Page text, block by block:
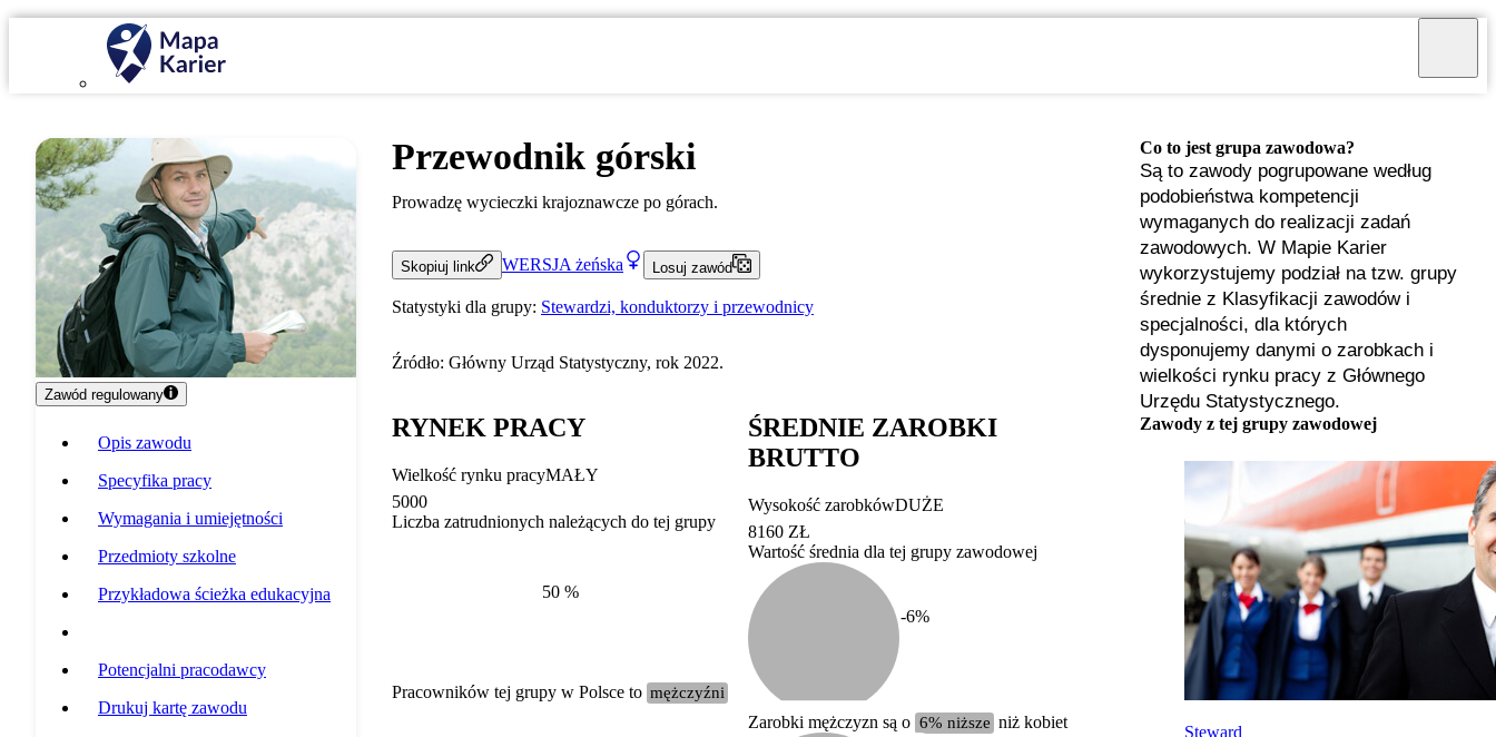
Zawód regulowany
Opis zawodu
Specyfika pracy
Wymagania i umiejętności
Przedmioty szkolne
Przykładowa ścieżka edukacyjna
Potencjalni pracodawcy
Drukuj kartę zawodu
Przewodnik górski
Prowadzę wycieczki krajoznawcze po górach.
Skopiuj link WERSJA żeńska Losuj zawód
Statystyki dla grupy: Stewardzi, konduktorzy i przewodnicy
Źródło: Główny Urząd Statystyczny, rok 2022.
RYNEK PRACY
Struktura wynagrodzeń
według zawodów, 2022
Wielkość rynku pracyMAŁY
5000
Liczba zatrudnionych należących do tej grupy
50 %
Pracowników tej grupy w Polsce to mężczyźni
ŚREDNIE ZAROBKI
BRUTTO
całkowite wynagrodzenie
miesięczne brutto nie dla tego zawodu, lecz
uśrednione dla wszystkich zawodów z grupy,
do której należy ten zawód według Głównego
Urzędu Statystycznego
Struktura wynagrodzeń
według zawodów, 2022
Wysokość zarobkówDUŻE
8160 ZŁ
Wartość średnia dla tej grupy zawodowej
-6%
Zarobki mężczyzn są o 6% niższe niż kobiet
Co to jest grupa zawodowa?
Są to zawody pogrupowane według
podobieństwa kompetencji
wymaganych do realizacji zadań
zawodowych. W Mapie Karier
wykorzystujemy podział na tzw. grupy
średnie z Klasyfikacji zawodów i
specjalności, dla których
dysponujemy danymi o zarobkach i
wielkości rynku pracy z Głównego
Urzędu Statystycznego.
Zawody z tej grupy zawodowej
Steward